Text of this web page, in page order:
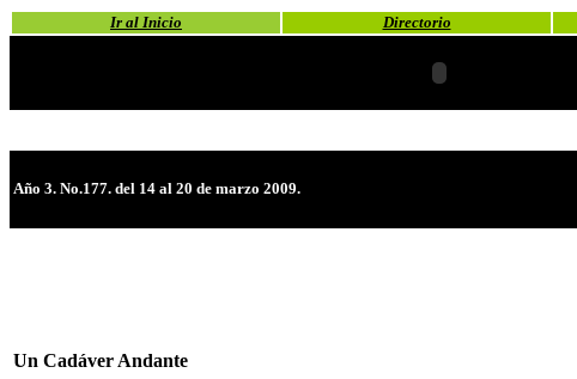
Ir al Inicio Directorio
Año 3. No.177. del 14 al 20 de marzo 2009.
Un Cadáver Andante